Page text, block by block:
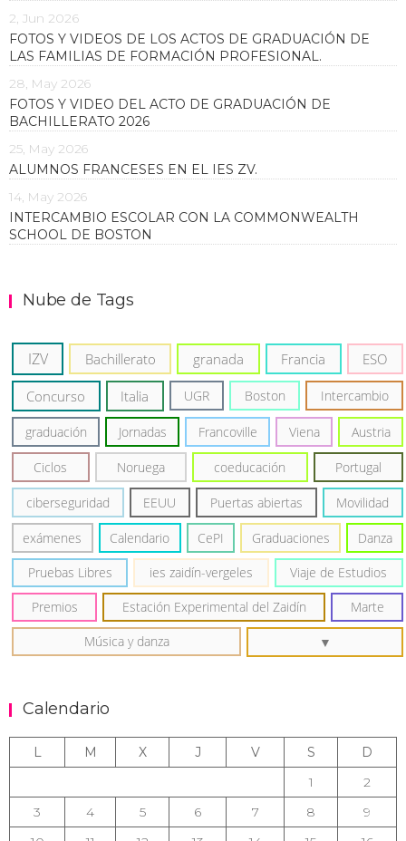
2, Jun 2026
FOTOS Y VIDEOS DE LOS ACTOS DE GRADUACIÓN DE
LAS FAMILIAS DE FORMACIÓN PROFESIONAL.
28, May 2026
FOTOS Y VIDEO DEL ACTO DE GRADUACIÓN DE
BACHILLERATO 2026
25, May 2026
ALUMNOS FRANCESES EN EL IES ZV.
14, May 2026
INTERCAMBIO ESCOLAR CON LA COMMONWEALTH
SCHOOL DE BOSTON
Nube de Tags
IZV Bachillerato granada Francia ESO
Concurso Italia UGR Boston Intercambio
graduación Jornadas Francoville Viena Austria
Ciclos Noruega coeducación Portugal
ciberseguridad EEUU Puertas abiertas Movilidad
exámenes Calendario CePI Graduaciones Danza
Pruebas Libres ies zaidín-vergeles Viaje de Estudios
Premios Estación Experimental del Zaidín Marte
Música y danza
Calendario
L M X J V S
D
1
2
3
4 5 6 7 8
9